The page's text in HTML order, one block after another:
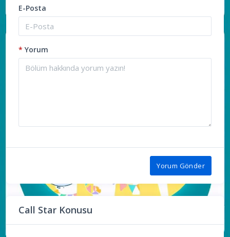
E-Posta
* Yorum
Yorum Gönder
Call Star Konusu